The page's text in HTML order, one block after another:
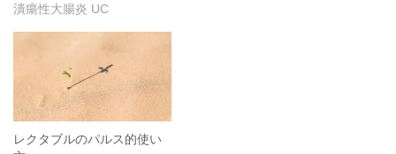
潰瘍性大腸炎 UC
レクタブルのパルス的使い